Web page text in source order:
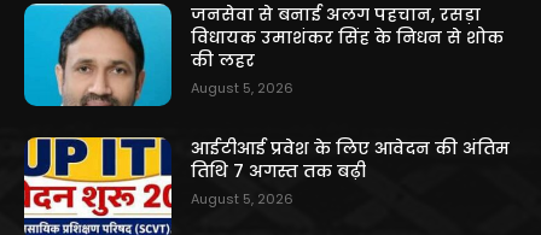
जनसेवा से बनाई अलग पहचान, रसड़ा
विधायक उमाशंकर सिंह के निधन से शोक
की लहर
August 5, 2026
आईटीआई प्रवेश के लिए आवेदन की अंतिम
तिथि 7 अगस्त तक बढ़ी
August 5, 2026